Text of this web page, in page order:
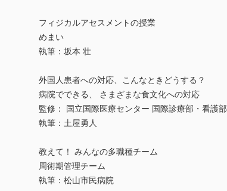
フィジカルアセスメントの授業
めまい
執筆：坂本 壮
外国人患者への対応、こんなときどうする？
病院でできる、 さまざまな食文化への対応
監修： 国立国際医療センター 国際診療部・看護部
執筆：土屋勇人
教えて！ みんなの多職種チーム
周術期管理チーム
執筆：松山市民病院